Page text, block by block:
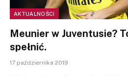
AKTUALNOŚCI
Meunier w Juventusie?
spełnić.
17 października 2019